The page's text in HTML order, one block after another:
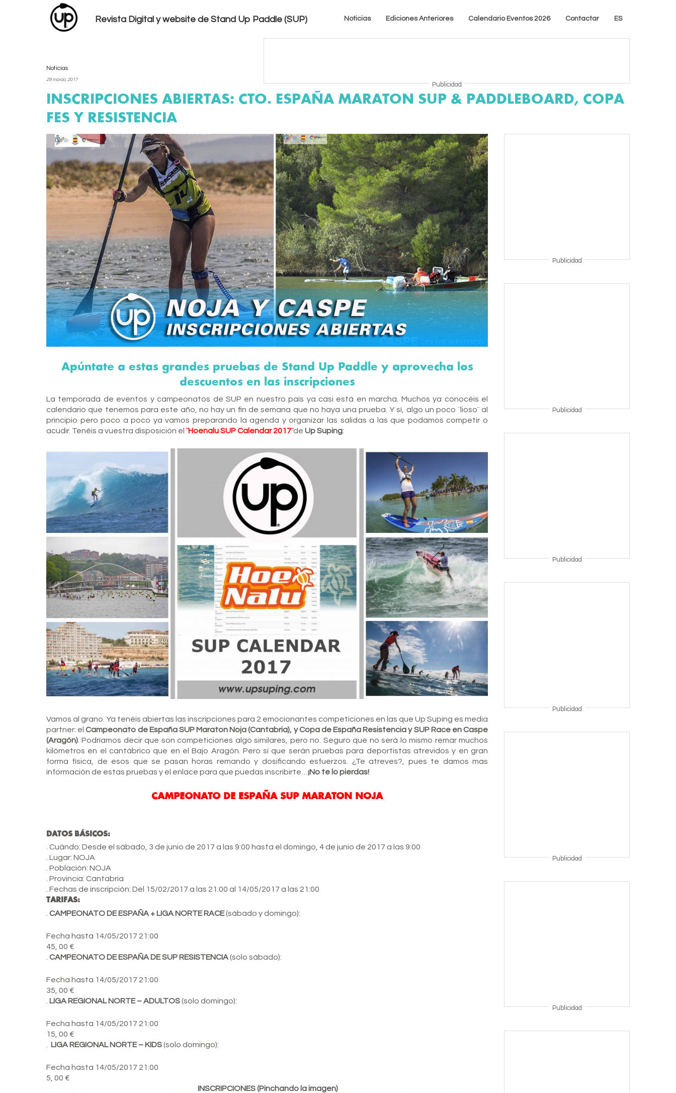
Revista Digital y website de Stand Up Paddle (SUP) Noticias Ediciones Anteriores Calendario Eventos 2026 Contactar ES
Publicidad
Noticias
29 marzo, 2017
INSCRIPCIONES ABIERTAS: CTO. ESPAÑA MARATON SUP & PADDLEBOARD, COPA
FES Y RESISTENCIA
Apúntate a estas grandes pruebas de Stand Up Paddle y aprovecha los
descuentos en las inscripciones
La temporada de eventos y campeonatos de SUP en nuestro país ya casi está en marcha. Muchos ya conocéis el
calendario que tenemos para este año, no hay un fin de semana que no haya una prueba. Y sí, algo un poco ¨lioso¨ al
principio pero poco a poco ya vamos preparando la agenda y organizar las salidas a las que podamos competir o
acudir. Tenéis a vuestra disposición el ¨Hoenalu SUP Calendar 2017¨de Up Suping:
Vamos al grano. Ya tenéis abiertas las inscripciones para 2 emocionantes competiciones en las que Up Suping es media
partner: elCampeonato de España SUP Maraton Noja (Cantabria), y Copa de España Resistencia y SUP Race en Caspe
(Aragón) . Podríamos decir que son competiciones algo similares, pero no. Seguro que no será lo mismo remar muchos
kilómetros en el cantábrico que en el Bajo Aragón. Pero sí que serán pruebas para deportistas atrevidos y en gran
forma física, de esos que se pasan horas remando y dosificando esfuerzos. ¿Te atreves?, pues te damos mas
información de estas pruebas y el enlace para que puedas inscribirte… ¡No te lo pierdas!
CAMPEONATO DE ESPAÑA SUP MARATON NOJA
DATOS BÁSICOS:
. Cuándo: Desde el sábado, 3 de junio de 2017 a las 9:00 hasta el domingo, 4 de junio de 2017 a las 9:00
. Lugar: NOJA
. Población: NOJA
. Provincia: Cantabria
. Fechas de inscripción: Del 15/02/2017 a las 21:00 al 14/05/2017 a las 21:00
TARIFAS:
CAMPEONATO DE ESPAÑA + LIGA NORTE RACE(sábado y domingo):
Fecha hasta 14/05/2017 21:00
45, 00 €
CAMPEONATO DE ESPAÑA DE SUP RESISTENCIA(solo sábado):
Fecha hasta 14/05/2017 21:00
35, 00 €
LIGA REGIONAL NORTE – ADULTOS(solo domingo):
Fecha hasta 14/05/2017 21:00
15, 00 €
LIGA REGIONAL NORTE – KIDS(solo domingo):
Fecha hasta 14/05/2017 21:00
5, 00 €
INSCRIPCIONES (Pinchando la imagen)
Publicidad
Publicidad
Publicidad
Publicidad
Publicidad
Publicidad